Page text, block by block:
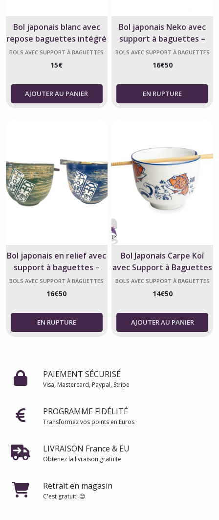
Bol japonais blanc avec
repose baguettes intégré
– 16 x 7,5 cm
BOLS AVEC SUPPORT À BAGUETTES
15€
AJOUTER AU PANIER
Bol japonais Neko avec
support à baguettes –
1100 ml
BOLS AVEC SUPPORT À BAGUETTES
16€50
Bol japonais en relief avec
support à baguettes –
1100 ml
BOLS AVEC SUPPORT À BAGUETTES
16€50
Bol Japonais Carpe Koï
avec Support à Baguettes
– 1100 ml
BOLS AVEC SUPPORT À BAGUETTES
14€50
AJOUTER AU PANIER
PAIEMENT SÉCURISÉ
Visa, Mastercard, Paypal, Stripe
PROGRAMME FIDÉLITÉ
Transformez vos points en Euros
LIVRAISON France & EU
Obtenez la livraison gratuite
Retrait en magasin
C'est gratuit! 😊